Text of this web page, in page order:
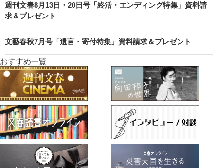
週刊文春8月13日・20日号「終活・エンディング特集」資料請
求＆プレゼント
文藝春秋7月号「遺言・寄付特集」資料請求＆プレゼント
おすすめ一覧